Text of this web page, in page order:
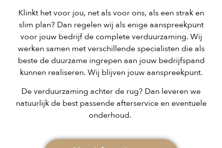
Klinkt het voor jou, net als voor ons, als een strak en
slim plan? Dan regelen wij als enige aanspreekpunt
voor jouw bedrijf de complete verduurzaming. Wij
werken samen met verschillende specialisten die als
beste de duurzame ingrepen aan jouw bedrijfspand
kunnen realiseren. Wij blijven jouw aanspreekpunt.
De verduurzaming achter de rug? Dan leveren we
natuurlijk de best passende afterservice en eventuele
onderhoud.